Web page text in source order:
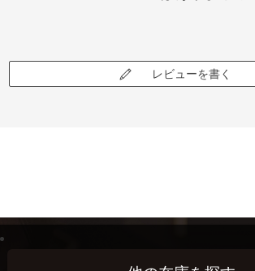
レビューを書く